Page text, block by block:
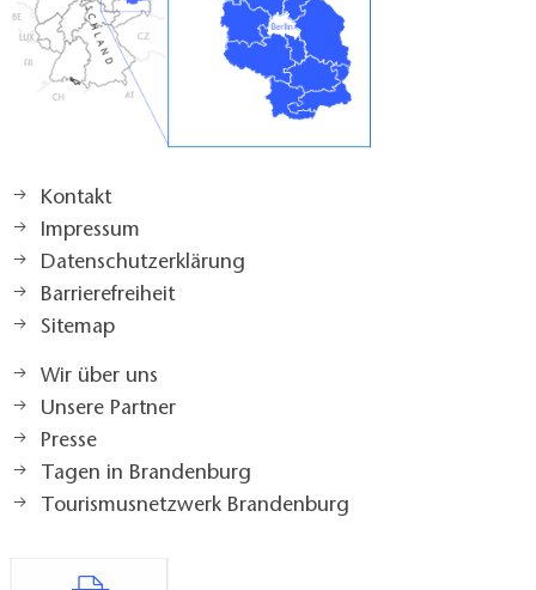
Kontakt
Impressum
Datenschutzerklärung
Barrierefreiheit
Sitemap
Wir über uns
Unsere Partner
Presse
Tagen in Brandenburg
Tourismusnetzwerk Brandenburg